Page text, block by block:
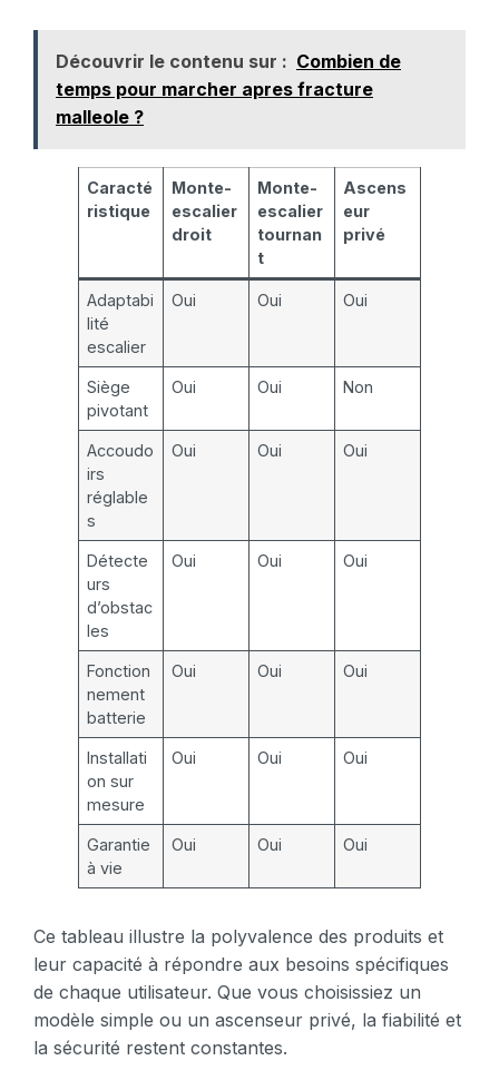
Découvrir le contenu sur : Combien de
temps pour marcher apres fracture
malleole ?
Caracté
ristique
Monte-
escalier
droit
Monte-
escalier
tournan
t
Ascens
eur
privé
Adaptabi
lité
escalier
Oui Oui Oui
Siège
pivotant
Oui Oui Non
Accoudo
irs
réglable
s
Oui Oui Oui
Détecte
urs
d’obstac
les
Oui Oui Oui
Fonction
nement
batterie
Oui Oui Oui
Installati
on sur
mesure
Oui Oui Oui
Garantie
à vie
Oui Oui Oui
Ce tableau illustre la polyvalence des produits et
leur capacité à répondre aux besoins spécifiques
de chaque utilisateur. Que vous choisissiez un
modèle simple ou un ascenseur privé, la fiabilité et
la sécurité restent constantes.